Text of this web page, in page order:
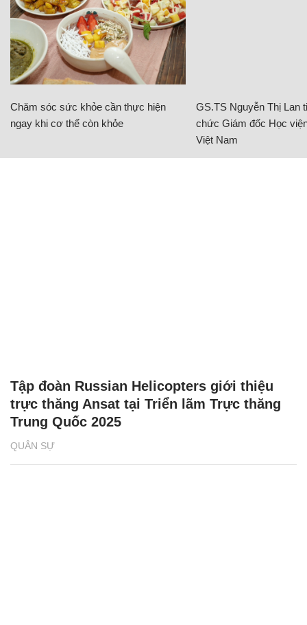
Chăm sóc sức khỏe cần thực hiện
ngay khi cơ thể còn khỏe
GS.TS Nguyễn Thị Lan
chức Giám đốc Học
Việt Nam
QUÂN SỰ
Tập đoàn Russian Helicopters giới thiệu
trực thăng Ansat tại Triển lãm Trực thăng
Trung Quốc 2025